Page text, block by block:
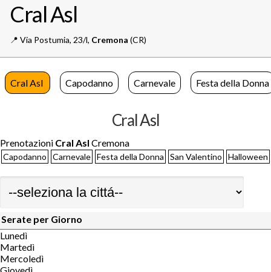
Cral Asl
📍️ Via Postumia, 23/l, Cremona (CR)
Cral Asl Capodanno Carnevale Festa della Donna
Cral Asl
Prenotazioni Cral Asl Cremona
Capodanno Carnevale Festa della Donna San Valentino Halloween
Serate per Giorno
Lunedì
Martedì
Mercoledì